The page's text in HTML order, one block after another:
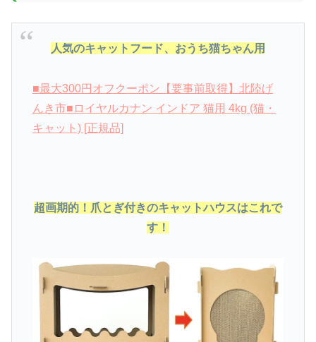
人気のキャットフード、おうち猫ちゃん用
■最大300円オフクーポン【要事前取得】北陸げ
んき市■ロイヤルカナン インドア 猫用 4kg (猫・
キャット) [正規品]
超画期的！爪とぎ付きのキャットハウスはこれで
す！